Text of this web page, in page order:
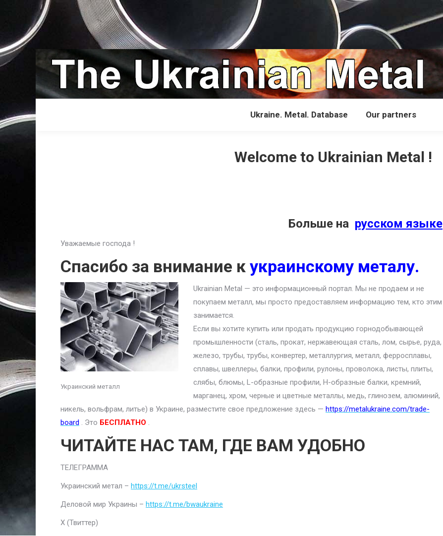
Ukraine. Metal. Database Our partners
Welcome to Ukrainian Metal !
Больше на русском языке
Уважаемые господа !
Спасибо за внимание к украинскому металу.
Украинский металл
Ukrainian Metal — это информационный портал. Мы не продаем и не
покупаем металл, мы просто предоставляем информацию тем, кто этим
занимается.
Если вы хотите купить или продать продукцию горнодобывающей
промышленности (сталь, прокат, нержавеющая сталь, лом, сырье, руда,
железо, трубы, трубы, конвертер, металлургия, металл, ферросплавы,
сплавы, швеллеры, балки, профили, рулоны, проволока, листы, плиты,
слябы, блюмы, L-образные профили, H-образные балки, кремний,
марганец, хром, черные и цветные металлы, медь, глинозем, алюминий,
никель, вольфрам, литье) в Украине, разместите свое предложение здесь — https://metalukraine.com/trade-
board . Это БЕСПЛАТНО .
ЧИТАЙТЕ НАС ТАМ, ГДЕ ВАМ УДОБНО
ТЕЛЕГРАММА
Украинский метал – https://t.me/ukrsteel
Деловой мир Украины – https://t.me/bwaukraine
Х (Твиттер)